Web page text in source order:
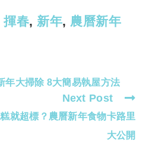
k
p
揮春, 新年, 農曆新年
年大掃除 8大簡易執屋方法
Next Post
就超標？農曆新年食物卡路里
大公開